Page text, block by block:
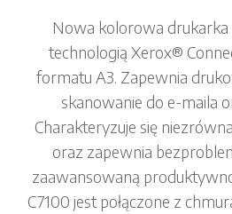
Nowa kolorowa drukarka
technologią Xerox®
formatu A3. Zapewnia
skanowanie do e-maila
Charakteryzuje się
oraz zapewnia
zaawansowaną
C7100 jest połączone z